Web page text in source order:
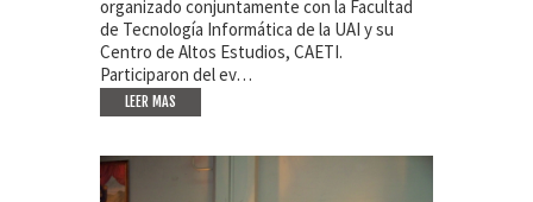
organizado conjuntamente con la Facultad
de Tecnología Informática de la UAI y su
Centro de Altos Estudios, CAETI.
Participaron del ev…
LEER MAS